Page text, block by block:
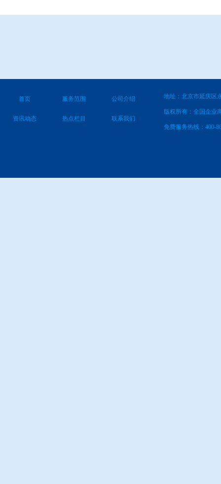
首页 服务范围 公司介绍
资讯动态 热点栏目 联系我们
地址：北京市延庆区
版权所有：全国企业
免费服务热线：